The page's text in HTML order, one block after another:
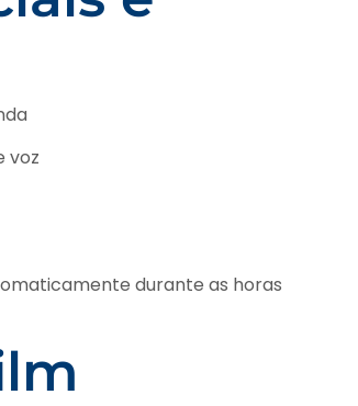
voz
durante as horas